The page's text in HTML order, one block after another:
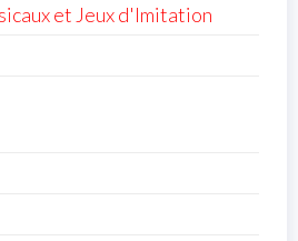
et Jeux d'Imitation